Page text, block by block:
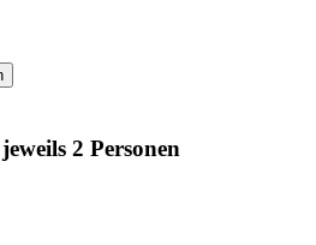
2 Personen